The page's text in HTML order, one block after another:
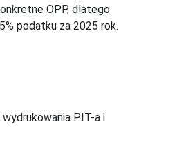
OPP, dlatego
podatku za 2025 rok.
PIT-a i